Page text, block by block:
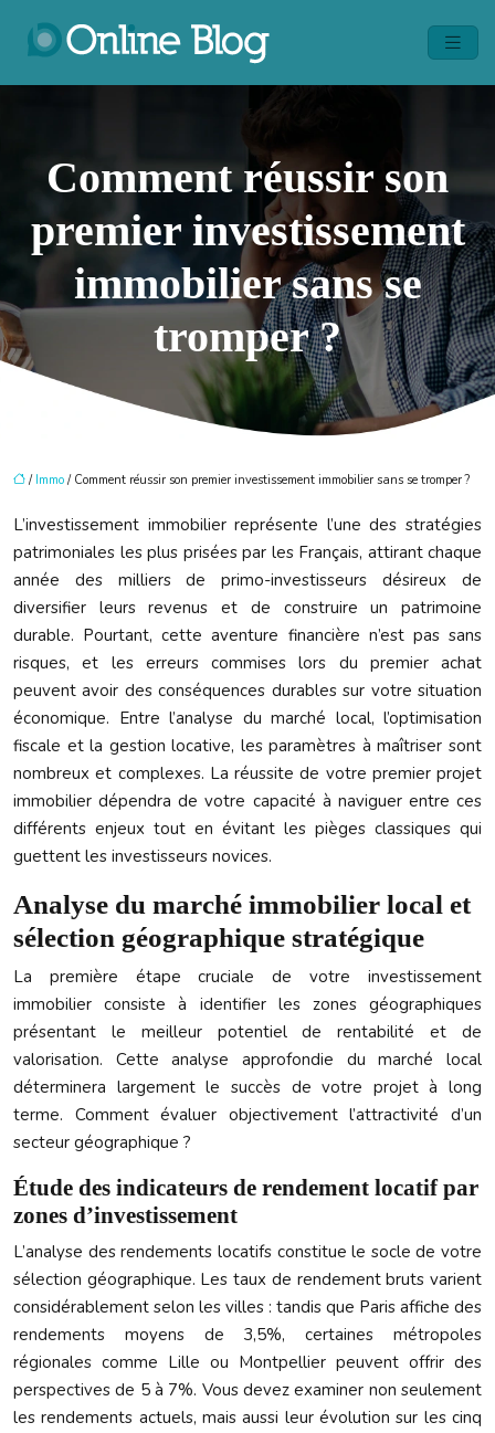
Comment réussir son
premier investissement
immobilier sans se
tromper ?
/ Immo / Comment réussir son premier investissement immobilier sans se tromper ?
L’investissement immobilier représente l’une des stratégies
patrimoniales les plus prisées par les Français, attirant chaque
année des milliers de primo-investisseurs désireux de
diversifier leurs revenus et de construire un patrimoine
durable. Pourtant, cette aventure financière n’est pas sans
risques, et les erreurs commises lors du premier achat
peuvent avoir des conséquences durables sur votre situation
économique. Entre l’analyse du marché local, l’optimisation
fiscale et la gestion locative, les paramètres à maîtriser sont
nombreux et complexes. La réussite de votre premier projet
immobilier dépendra de votre capacité à naviguer entre ces
différents enjeux tout en évitant les pièges classiques qui
guettent les investisseurs novices.
Analyse du marché immobilier local et
sélection géographique stratégique
La première étape cruciale de votre investissement
immobilier consiste à identifier les zones géographiques
présentant le meilleur potentiel de rentabilité et de
valorisation. Cette analyse approfondie du marché local
déterminera largement le succès de votre projet à long
terme. Comment évaluer objectivement l’attractivité d’un
secteur géographique ?
Étude des indicateurs de rendement locatif par
zones d’investissement
L’analyse des rendements locatifs constitue le socle de votre
sélection géographique. Les taux de rendement bruts varient
considérablement selon les villes : tandis que Paris affiche des
rendements moyens de 3,5%, certaines métropoles
régionales comme Lille ou Montpellier peuvent offrir des
perspectives de 5 à 7%. Vous devez examiner non seulement
les rendements actuels, mais aussi leur évolution sur les cinq